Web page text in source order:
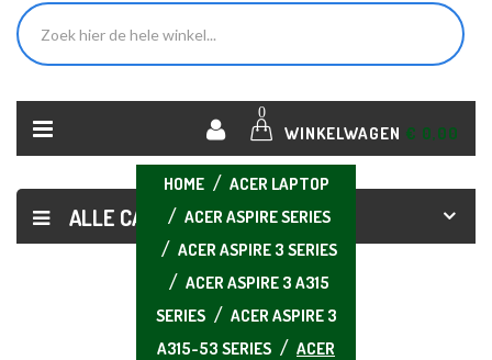
0
WINKELWAGEN € 0,00
ALLE CATEGORIEËN
HOME
ACER LAPTOP
ACER ASPIRE SERIES
ACER ASPIRE 3 SERIES
ACER ASPIRE 3 A315
SERIES
ACER ASPIRE 3
A315-53 SERIES
ACER